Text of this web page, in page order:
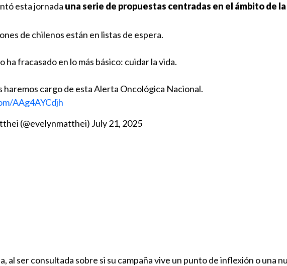
esta jornada una serie de propuestas centradas en el ámbito de
de chilenos están en listas de espera.
ha fracasado en lo más básico: cuidar la vida.
haremos cargo de esta Alerta Oncológica Nacional.
AAg4AYCdjh
(@evelynmatthei) July 21, 2025
al ser consultada sobre si su campaña vive un punto de inflexión o una